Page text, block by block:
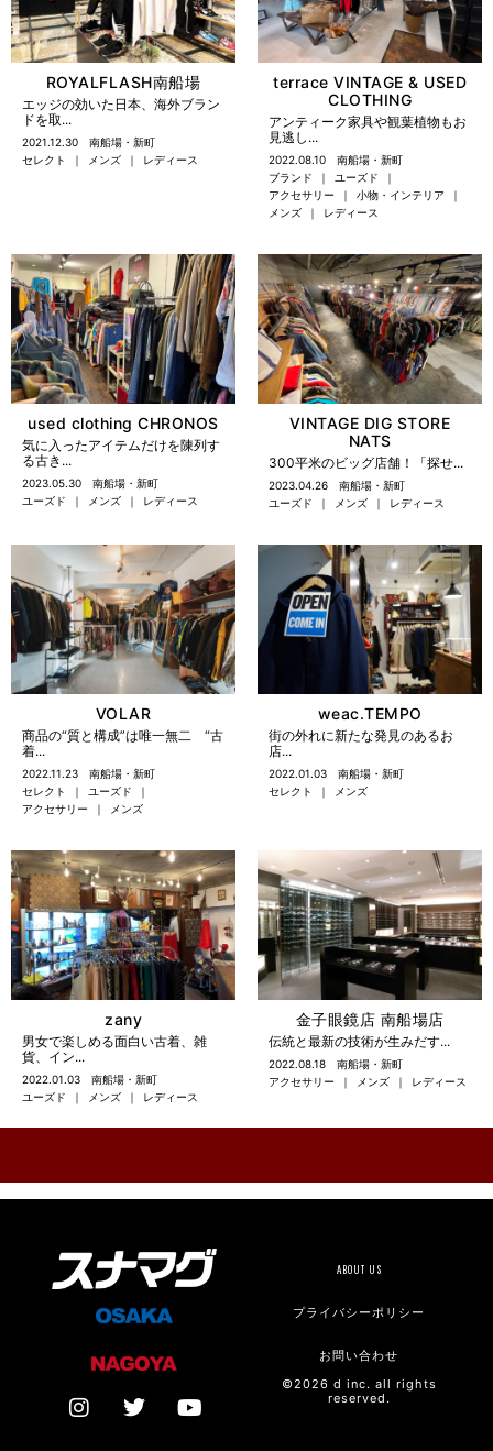
ROYALFLASH南船場
エッジの効いた日本、海外ブラン
ドを取...
2021.12.30
南船場・新町
セレクト
メンズ レディース
terrace VINTAGE & USED
CLOTHING
アンティーク家具や観葉植物もお
見逃し...
2022.08.10
南船場・新町
ブランド
ユーズド
アクセサリー
小物・インテリア
メンズ
レディース
used clothing CHRONOS
気に入ったアイテムだけを陳列す
る古き...
2023.05.30
南船場・新町
ユーズド
メンズ レディース
VINTAGE DIG STORE
NATS
300平米のビッグ店舗！「探せ...
2023.04.26
南船場・新町
ユーズド
メンズ レディース
VOLAR
商品の“質と構成”は唯一無二 “古
着...
2022.11.23
南船場・新町
セレクト
ユーズド
アクセサリー
メンズ
weac.TEMPO
街の外れに新たな発見のあるお
店...
2022.01.03
南船場・新町
セレクト
メンズ
zany
男女で楽しめる面白い古着、雑
貨、イン...
2022.01.03
南船場・新町
ユーズド
メンズ レディース
金子眼鏡店 南船場店
伝統と最新の技術が生みだす...
2022.08.18
南船場・新町
アクセサリー
メンズ レディース
ABOUT US
プライバシーポリシー
お問い合わせ
©2026 d inc. all rights
reserved.